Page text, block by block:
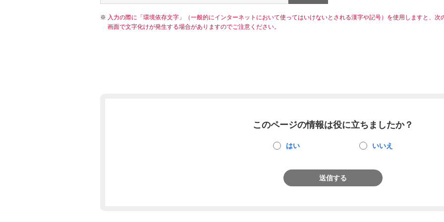
入力の際に「環境依存文字」（一般的にインターネットにおいて使ってはいけないとされる漢字や記号）を使用しますと、次
画面で文字化けが発生する場合がありますのでご注意ください。
このページの情報は役に立ちましたか？
はい いいえ
送信する